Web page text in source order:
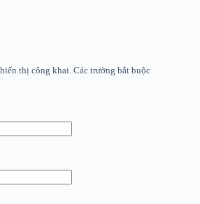
thị công khai. Các trường bắt buộc